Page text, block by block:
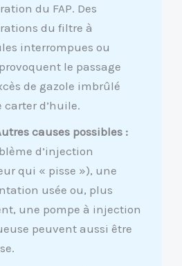
du FAP. Des
du filtre à
interrompues ou
le passage
de gazole imbrûlé
carter d’huile.
causes possibles :
d’injection
qui « pisse »), une
usée ou, plus
une pompe à injection
peuvent aussi être